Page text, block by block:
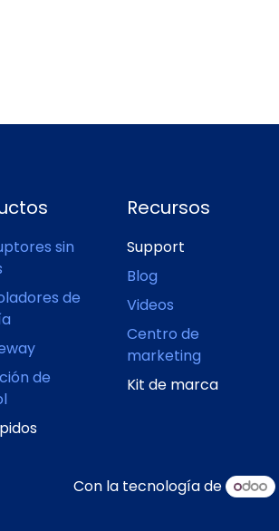
sin
de
de
Recursos
Support
Blog
Videos
Centro de
marketing
Kit de marca
Con la tecnología de